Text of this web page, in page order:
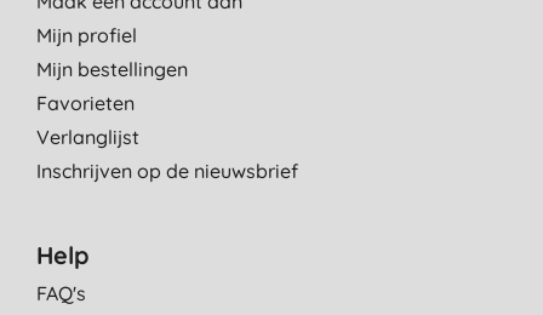
Mijn profiel
Mijn bestellingen
Favorieten
Verlanglijst
Inschrijven op de nieuwsbrief
Help
FAQ's